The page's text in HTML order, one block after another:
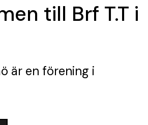
till Brf T.T i
är en förening i